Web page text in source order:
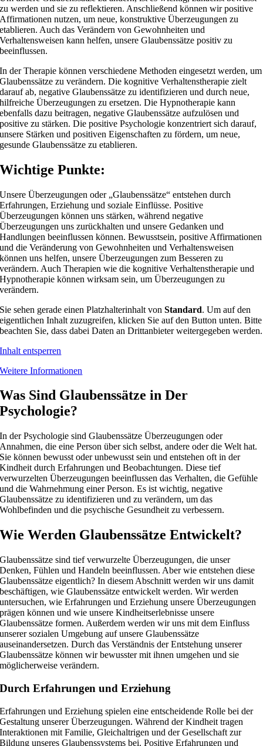
zu werden und sie zu reflektieren. Anschließend können wir positive
Affirmationen nutzen, um neue, konstruktive Überzeugungen zu
etablieren. Auch das Verändern von Gewohnheiten und
Verhaltensweisen kann helfen, unsere Glaubenssätze positiv zu
beeinflussen.
In der Therapie können verschiedene Methoden eingesetzt werden, um
Glaubenssätze zu verändern. Die kognitive Verhaltenstherapie zielt
darauf ab, negative Glaubenssätze zu identifizieren und durch neue,
hilfreiche Überzeugungen zu ersetzen. Die Hypnotherapie kann
ebenfalls dazu beitragen, negative Glaubenssätze aufzulösen und
positive zu stärken. Die positive Psychologie konzentriert sich darauf,
unsere Stärken und positiven Eigenschaften zu fördern, um neue,
gesunde Glaubenssätze zu etablieren.
Wichtige Punkte:
Unsere Überzeugungen oder „Glaubenssätze“ entstehen durch
Erfahrungen, Erziehung und soziale Einflüsse. Positive
Überzeugungen können uns stärken, während negative
Überzeugungen uns zurückhalten und unsere Gedanken und
Handlungen beeinflussen können. Bewusstsein, positive Affirmationen
und die Veränderung von Gewohnheiten und Verhaltensweisen
können uns helfen, unsere Überzeugungen zum Besseren zu
verändern. Auch Therapien wie die kognitive Verhaltenstherapie und
Hypnotherapie können wirksam sein, um Überzeugungen zu
verändern.
Sie sehen gerade einen Platzhalterinhalt vonStandard. Um auf den
eigentlichen Inhalt zuzugreifen, klicken Sie auf den Button unten. Bitte
beachten Sie, dass dabei Daten an Drittanbieter weitergegeben werden.
Inhalt entsperren
Weitere Informationen
Was Sind Glaubenssätze in Der
Psychologie?
In der Psychologie sind Glaubenssätze Überzeugungen oder
Annahmen, die eine Person über sich selbst, andere oder die Welt hat.
Sie können bewusst oder unbewusst sein und entstehen oft in der
Kindheit durch Erfahrungen und Beobachtungen. Diese tief
verwurzelten Überzeugungen beeinflussen das Verhalten, die Gefühle
und die Wahrnehmung einer Person. Es ist wichtig, negative
Glaubenssätze zu identifizieren und zu verändern, um das
Wohlbefinden und die psychische Gesundheit zu verbessern.
Wie Werden Glaubenssätze Entwickelt?
Glaubenssätze sind tief verwurzelte Überzeugungen, die unser
Denken, Fühlen und Handeln beeinflussen. Aber wie entstehen diese
Glaubenssätze eigentlich? In diesem Abschnitt werden wir uns damit
beschäftigen, wie Glaubenssätze entwickelt werden. Wir werden
untersuchen, wie Erfahrungen und Erziehung unsere Überzeugungen
prägen können und wie unsere Kindheitserlebnisse unsere
Glaubenssätze formen. Außerdem werden wir uns mit dem Einfluss
unserer sozialen Umgebung auf unsere Glaubenssätze
auseinandersetzen. Durch das Verständnis der Entstehung unserer
Glaubenssätze können wir bewusster mit ihnen umgehen und sie
möglicherweise verändern.
Durch Erfahrungen und Erziehung
Erfahrungen und Erziehung spielen eine entscheidende Rolle bei der
Gestaltung unserer Überzeugungen. Während der Kindheit tragen
Interaktionen mit Familie, Gleichaltrigen und der Gesellschaft zur
Bildung unseres Glaubenssystems bei. Positive Erfahrungen und